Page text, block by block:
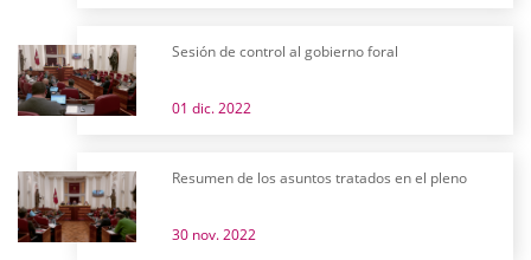
Sesión de control al gobierno foral
01 dic. 2022
Resumen de los asuntos tratados en el pleno
30 nov. 2022